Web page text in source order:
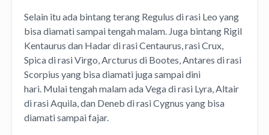
Selain itu ada bintang terang Regulus di rasi Leo yang
bisa diamati sampai tengah malam. Juga bintang Rigil
Kentaurus dan Hadar di rasi Centaurus, rasi Crux,
Spica di rasi Virgo, Arcturus di Bootes, Antares di rasi
Scorpius yang bisa diamati juga sampai dini
hari. Mulai tengah malam ada Vega di rasi Lyra, Altair
di rasi Aquila, dan Deneb di rasi Cygnus yang bisa
diamati sampai fajar.